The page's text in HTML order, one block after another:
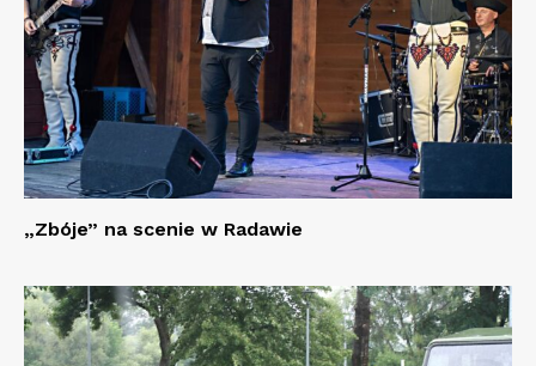
„Zbóje” na scenie w Radawie